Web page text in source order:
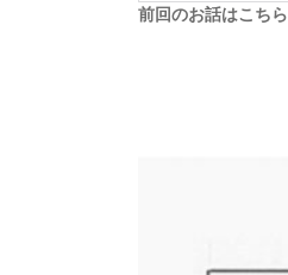
前回のお話はこちら